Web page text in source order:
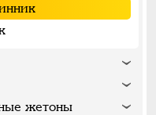
жетоны